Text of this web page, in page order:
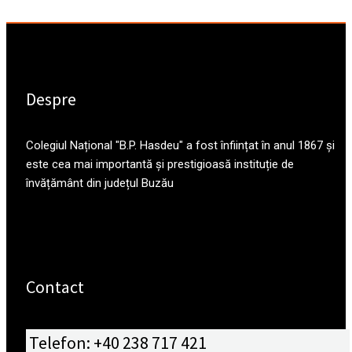
Despre
Colegiul Național "B.P. Hasdeu" a fost înființat în anul 1867 și
este cea mai importantă și prestigioasă instituție de
învățământ din județul Buzău
Contact
Telefon: +40 238 717 421